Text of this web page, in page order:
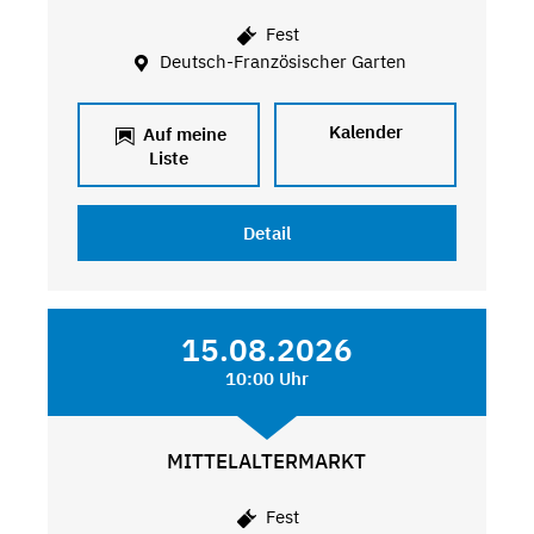
Fest
Deutsch-Französischer Garten
Auf meine
Liste
Kalender
Detail
15.08.2026
10:00 Uhr
MITTELALTERMARKT
Fest